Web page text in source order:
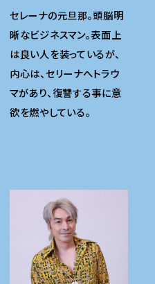
セレーナの元旦那。頭脳明
晰なビジネスマン。表面上
は良い人を装っているが、
内心は、セリーナへトラウ
マがあり、復讐する事に意
欲を燃やしている。